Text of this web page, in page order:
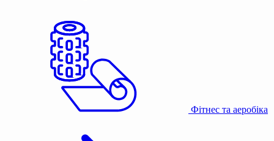
Фітнес та аеробіка